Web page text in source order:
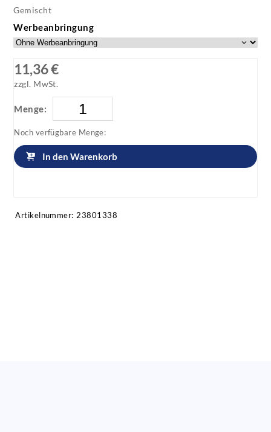
Gemischt
Werbeanbringung
11,36 €
zzgl. MwSt.
Menge:
Noch verfügbare Menge:
In den Warenkorb
Artikelnummer: 23801338